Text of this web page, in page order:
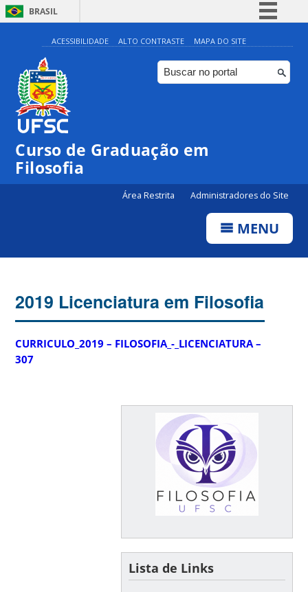
BRASIL
Simplifique!
Comunica BR
Participe
Canais
ACESSIBILIDADE ALTO CONTRASTE MAPA DO SITE
Curso de Graduação em
Filosofia
Área Restrita Administradores do Site
MENU
2019 Licenciatura em Filosofia
CURRICULO_2019 – FILOSOFIA_-_LICENCIATURA –
307
Lista de Links